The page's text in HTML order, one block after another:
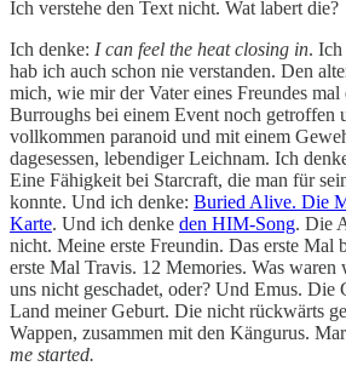
Ich verstehe den Text nicht. Wat labert die?
Ich denke: I can feel the heat closing in.
hab ich auch schon nie verstanden. Den
mich, wie mir der Vater eines Freundes mal
Burroughs bei einem Event noch getroffen
vollkommen paranoid und mit einem
dagesessen, lebendiger Leichnam. Ich
Eine Fähigkeit bei Starcraft, die man für
konnte. Und ich denke: Buried Alive. Die
Karte. Und ich denke den HIM-Song. Die
nicht. Meine erste Freundin. Das erste Mal
erste Mal Travis. 12 Memories. Was
uns nicht geschadet, oder? Und Emus. Die
Land meiner Geburt. Die nicht rückwärts
Wappen, zusammen mit den Kängurus.
me started.